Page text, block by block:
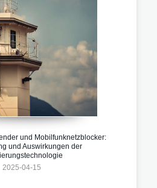
und Mobilfunknetzblocker:
und Auswirkungen der
2025-04-15